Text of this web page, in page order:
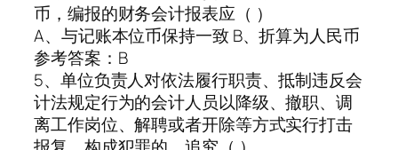
币，编报的财务会计报表应（ ）
A、与记账本位币保持一致 B、折算为人民币
参考答案：B
5、单位负责人对依法履行职责、抵制违反会
计法规定行为的会计人员以降级、撤职、调
离工作岗位、解聘或者开除等方式实行打击